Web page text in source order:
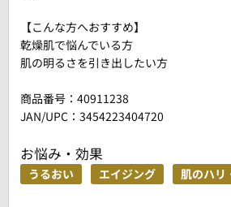
【こんな方へおすすめ】
乾燥肌で悩んでいる方
肌の明るさを引き出したい方
商品番号： 40911238
JAN/UPC：3454223404720
お悩み・効果
うるおい エイジング 肌のハリ